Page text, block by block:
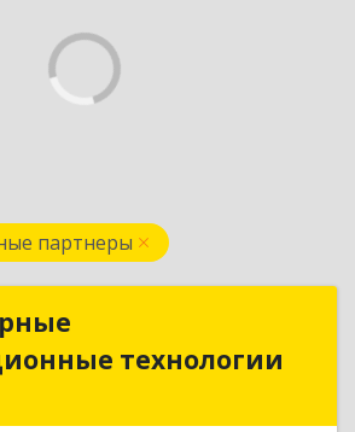
партнеры
технологии
технологии